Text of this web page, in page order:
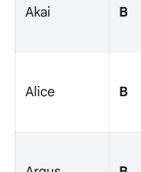
Akai B
Alice B